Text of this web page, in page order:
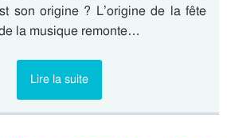
son origine ? L’origine de la fête
la musique remonte…
Lire la suite